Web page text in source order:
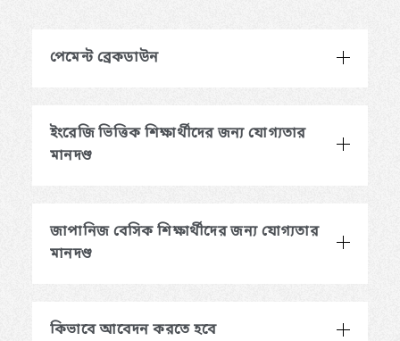
পেমেন্ট ব্রেকডাউন
ইংরেজি ভিত্তিক শিক্ষার্থীদের জন্য যোগ্যতার
মানদণ্ড
জাপানিজ বেসিক শিক্ষার্থীদের জন্য যোগ্যতার
মানদণ্ড
কিভাবে আবেদন করতে হবে